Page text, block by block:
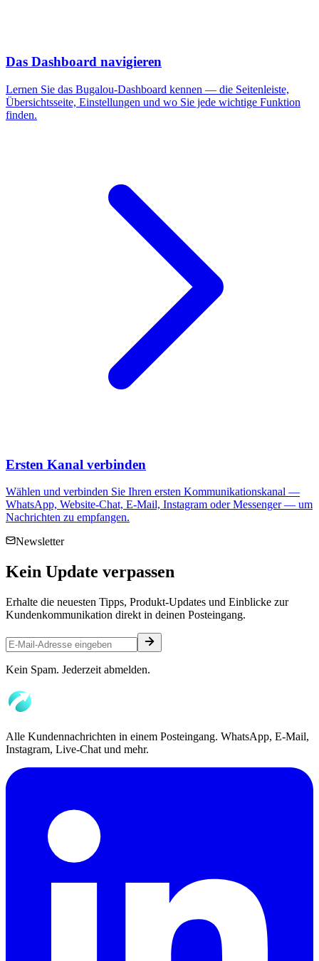
Das Dashboard navigieren
Lernen Sie das Bugalou-Dashboard kennen — die Seitenleiste,
Übersichtsseite, Einstellungen und wo Sie jede wichtige Funktion
finden.
Ersten Kanal verbinden
Wählen und verbinden Sie Ihren ersten Kommunikationskanal —
WhatsApp, Website-Chat, E-Mail, Instagram oder Messenger — um
Nachrichten zu empfangen.
Newsletter
Kein Update verpassen
Erhalte die neuesten Tipps, Produkt-Updates und Einblicke zur
Kundenkommunikation direkt in deinen Posteingang.
Kein Spam. Jederzeit abmelden.
Alle Kundennachrichten in einem Posteingang. WhatsApp, E-Mail,
Instagram, Live-Chat und mehr.